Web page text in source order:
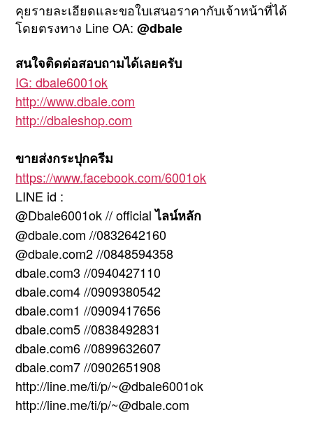
คุยรายละเอียดและขอใบเสนอราคากับเจ้าหน้าที่ได้
โดยตรงทาง Line OA:@dbale
สนใจติดต่อสอบถามได้เลยครับ
IG: dbale6001ok
http://www.dbale.com
http://dbaleshop.com
ขายส่งกระปุกครีม
https://www.facebook.com/6001ok
LINE id :
@Dbale6001ok // officialไลน์หลัก
@dbale.com //0832642160
@dbale.com2 //0848594358
dbale.com3 //0940427110
dbale.com4 //0909380542
dbale.com1 //0909417656
dbale.com5 //0838492831
dbale.com6 //0899632607
dbale.com7 //0902651908
http://line.me/ti/p/~@dbale6001ok
http://line.me/ti/p/~@dbale.com